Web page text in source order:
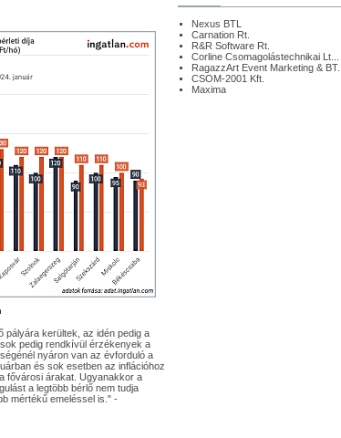
pályára kerültek, az idén pedig a
pedig rendkívül érzékenyek a
nyáron van az évforduló a
és sok esetben az inflációhoz
fővárosi árakat. Ugyanakkor a
a legtöbb bérlő nem tudja
mértékű emeléssel is." -
Nexus BTL
Carnation Rt.
R&R Software Rt.
Corline Csomagolástechnikai Lt...
RagazzArt Event Marketing & BT...
CSOM-2001 Kft.
Maxima